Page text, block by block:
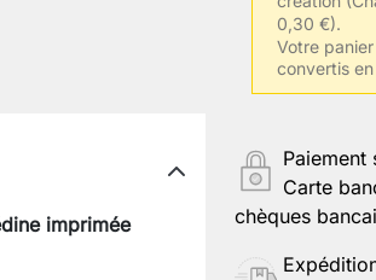
0,30 €).
Votre
convertis
Paiement
Carte
chèques
imprimée